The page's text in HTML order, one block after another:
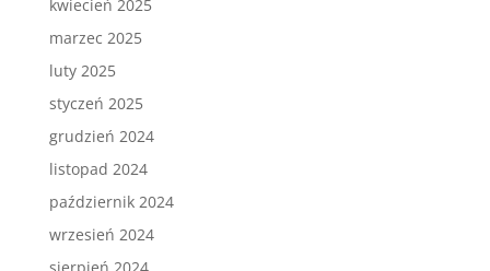
kwiecień 2025
marzec 2025
luty 2025
styczeń 2025
grudzień 2024
listopad 2024
październik 2024
wrzesień 2024